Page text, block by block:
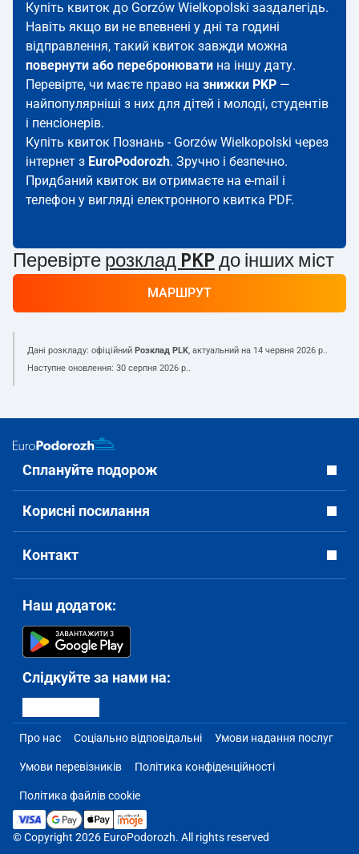
Купіть квиток до Gorzów Wielkopolski заздалегідь.
Навіть якщо ви не впевнені у дні та годині
відправлення, такий квиток завжди можна
повернути або перебронювати на іншу дату.
Перевірте, чи маєте право на знижки PKP —
найпопулярніші з них для дітей і молоді, студентів
і пенсіонерів.
Купіть квиток Познань - Gorzów Wielkopolski через
інтернет з EuroPodorozh. Зручно і безпечно.
Придбаний квиток ви отримаєте на e-mail і
телефон у вигляді електронного квитка PDF.
Перевірте розклад PKP до інших міст
МАРШРУТ
Дані розкладу: офіційний Розклад PLK, актуальний на 14 червня 2026 р..
Наступне оновлення: 30 серпня 2026 р..
Сплануйте подорож
Корисні посилання
Контакт
Наш додаток:
Слідкуйте за нами на:
Про нас Соціально відповідальні Умови надання послуг
Умови перевізників Політика конфіденційності
Політика файлів cookie
© Copyright 2026 EuroPodorozh. All rights reserved